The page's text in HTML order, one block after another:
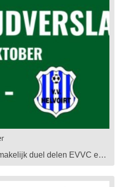
01-10-2023 — In een vermakelijk duel delen EVVC en Helvoirt de punten. Na een goede start van EVVC is het Helvoirt dat al in de tiende minuut op voorsprong komt. EVVC heeft in de eerste helft moeite om tot grote kansen te komen tegen een solide Helvoirt, maar is met twee schoten op de lat wel dichtbij de gelijkmaker. In de tweede helft verhoogt EVVC de druk op...